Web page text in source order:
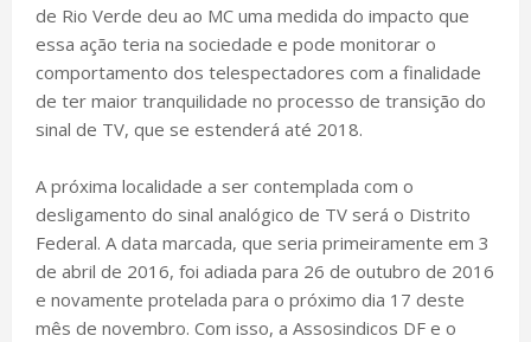
de Rio Verde deu ao MC uma medida do impacto que
essa ação teria na sociedade e pode monitorar o
comportamento dos telespectadores com a finalidade
de ter maior tranquilidade no processo de transição do
sinal de TV, que se estenderá até 2018.
A próxima localidade a ser contemplada com o
desligamento do sinal analógico de TV será o Distrito
Federal. A data marcada, que seria primeiramente em 3
de abril de 2016, foi adiada para 26 de outubro de 2016
e novamente protelada para o próximo dia 17 deste
mês de novembro. Com isso, a Assosindicos DF e o